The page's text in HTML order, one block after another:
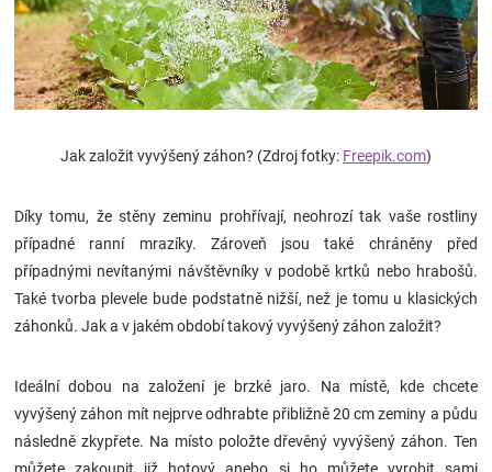
děti
Těhotenské
oblečení
Novinky
Značky
Blog
Hračkářství
Přihlášení
Jak založit vyvýšený záhon? (Zdroj fotky: Freepik.com)
Díky tomu, že stěny zeminu prohřívají, neohrozí tak vaše rostliny
případné ranní mrazíky. Zároveň jsou také chráněny před
případnými nevítanými návštěvníky v podobě krtků nebo hrabošů.
Také tvorba plevele bude podstatně nižší, než je tomu u klasických
záhonků. Jak a v jakém období takový vyvýšený záhon založit?
Ideální dobou na založení je brzké jaro. Na místě, kde chcete
vyvýšený záhon mít nejprve odhrabte přibližně 20 cm zeminy a půdu
následně zkypřete. Na místo položte dřevěný vyvýšený záhon. Ten